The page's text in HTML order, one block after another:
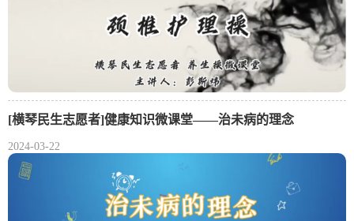
[横琴民生志愿者]健康知识微课堂——治未病的理念
2024-03-22